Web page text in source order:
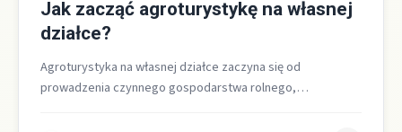
Jak zacząć agroturystykę na własnej
działce?
Agroturystyka na własnej działce zaczyna się od
prowadzenia czynnego gospodarstwa rolnego,